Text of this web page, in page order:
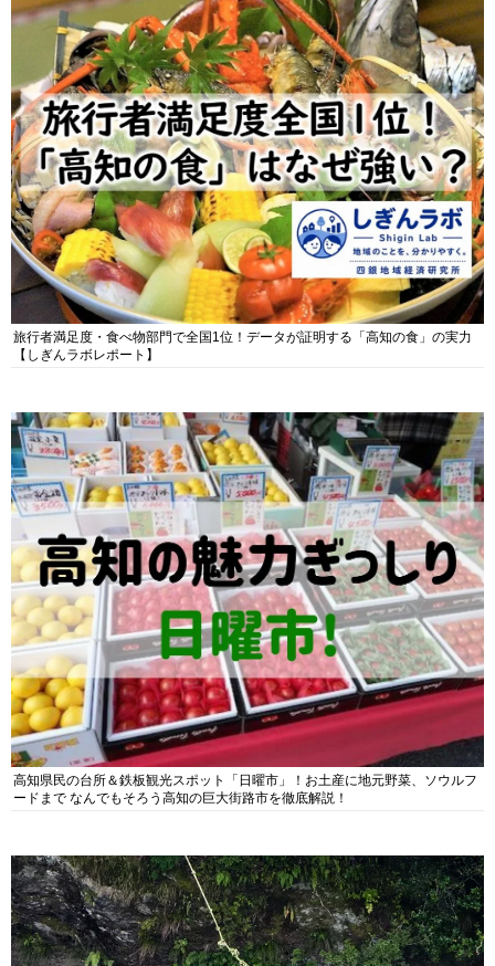
旅行者満足度・食べ物部門で全国1位！データが証明する「高知の食」の実力
【しぎんラボレポート】
高知県民の台所＆鉄板観光スポット「日曜市」！お土産に地元野菜、ソウルフ
ードまで なんでもそろう高知の巨大街路市を徹底解説！